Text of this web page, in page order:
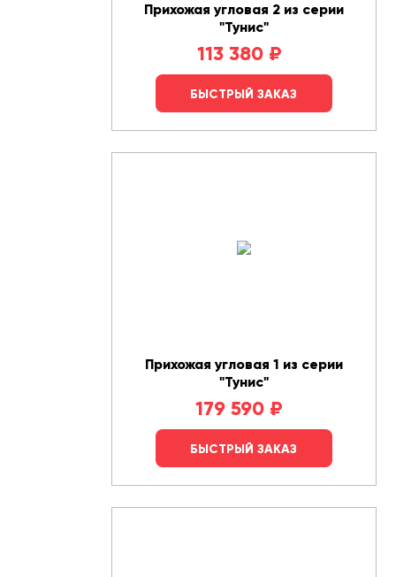
Прихожая угловая 2 из серии
"Тунис"
113 380 ₽
БЫСТРЫЙ ЗАКАЗ
Прихожая угловая 1 из серии
"Тунис"
179 590 ₽
БЫСТРЫЙ ЗАКАЗ